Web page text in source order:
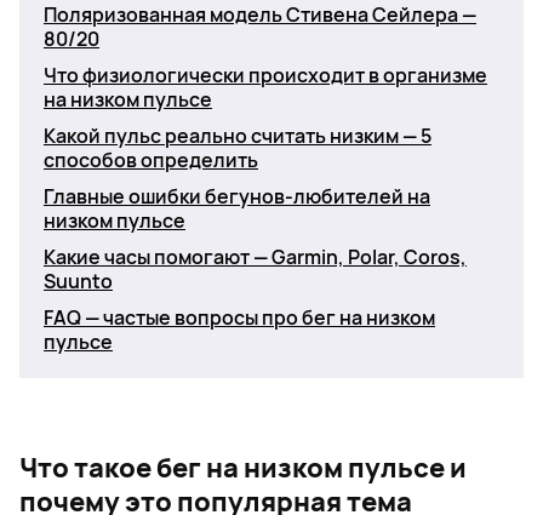
Поляризованная модель Стивена Сейлера —
80/20
Что физиологически происходит в организме
на низком пульсе
Какой пульс реально считать низким — 5
способов определить
Главные ошибки бегунов-любителей на
низком пульсе
Какие часы помогают — Garmin, Polar, Coros,
Suunto
FAQ — частые вопросы про бег на низком
пульсе
Что такое бег на низком пульсе и
почему это популярная тема